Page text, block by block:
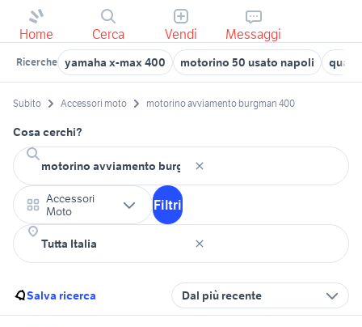
Home Cerca Vendi Messaggi
Ricerche yamaha x-max 400 motorino 50 usato napoli quad
Subito Accessori moto motorino avviamento burgman 400
Cosa cerchi?
Accessori
Moto
Filtri
Salva ricerca Dal più recente